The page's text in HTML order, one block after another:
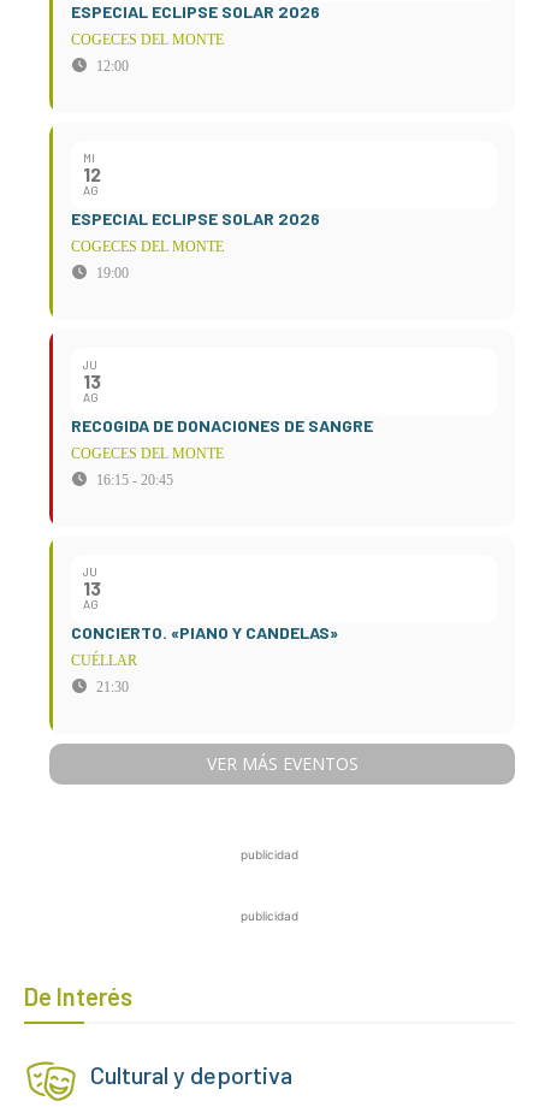
ESPECIAL ECLIPSE SOLAR 2026
COGECES DEL MONTE
12:00
MI
12
AG
ESPECIAL ECLIPSE SOLAR 2026
COGECES DEL MONTE
19:00
JU
13
AG
RECOGIDA DE DONACIONES DE SANGRE
COGECES DEL MONTE
16:15 - 20:45
JU
13
AG
CONCIERTO. «PIANO Y CANDELAS»
CUÉLLAR
21:30
VER MÁS EVENTOS
publicidad
publicidad
De Interés
Cultural y deportiva